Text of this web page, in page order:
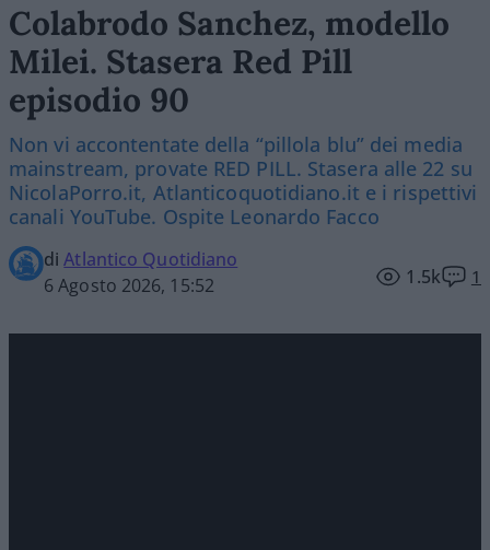
Colabrodo Sanchez, modello
Milei. Stasera Red Pill
episodio 90
Non vi accontentate della “pillola blu” dei media
mainstream, provate RED PILL. Stasera alle 22 su
NicolaPorro.it, Atlanticoquotidiano.it e i rispettivi
canali YouTube. Ospite Leonardo Facco
diAtlantico Quotidiano
6 Agosto 2026, 15:52
1.5k 1